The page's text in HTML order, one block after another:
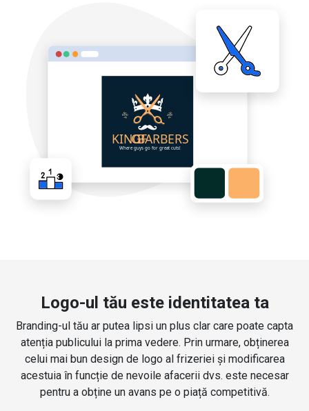
Logo-ul tău este identitatea ta
Branding-ul tău ar putea lipsi un plus clar care poate capta
atenția publicului la prima vedere. Prin urmare, obținerea
celui mai bun design de logo al frizeriei și modificarea
acestuia în funcție de nevoile afacerii dvs. este necesar
pentru a obține un avans pe o piață competitivă.